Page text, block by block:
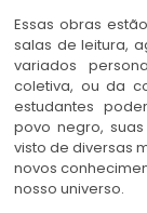
Essas obras
salas de leitura,
variados
coletiva, ou da
estudantes
povo negro,
visto de diversas
novos
nosso universo.